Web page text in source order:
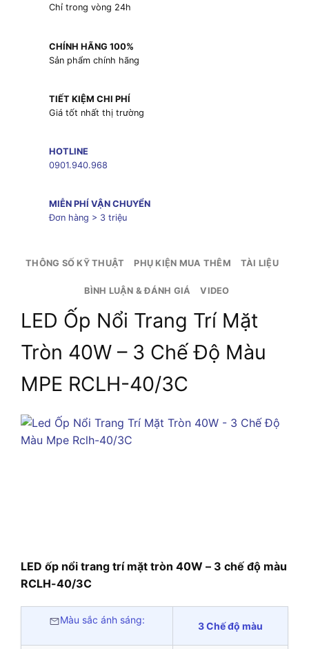
Chỉ trong vòng 24h
CHÍNH HÃNG 100%
Sản phẩm chính hãng
TIẾT KIỆM CHI PHÍ
Giá tốt nhất thị trường
HOTLINE
0901.940.968
MIỄN PHÍ VẬN CHUYỂN
Đơn hàng > 3 triệu
THÔNG SỐ KỸ THUẬT PHỤ KIỆN MUA THÊM TÀI LIỆU
BÌNH LUẬN & ĐÁNH GIÁ VIDEO
LED Ốp Nổi Trang Trí Mặt
Tròn 40W – 3 Chế Độ Màu
MPE RCLH-40/3C
LED ốp nổi trang trí mặt tròn 40W – 3 chế độ màu
RCLH-40/3C
Màu sắc ánh sáng:
3 Chế độ màu